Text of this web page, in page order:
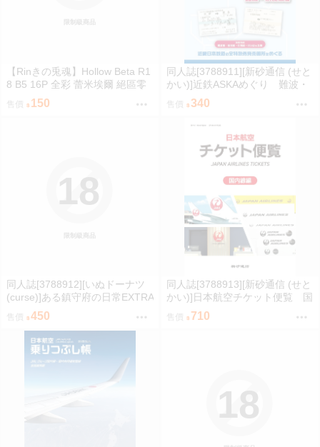
限制級商品
【Rinきの兎魂】Hollow Beta R1
8 B5 16P 全彩 蕾米埃爾 絕區零
ZZZ【FF47場前預購】{宅即門}
150
同人誌[3788911][新砂通信 (せと
かい)]近鉄ASKAめぐり 難波・
奈良線編 (鐵道)
340
限制級商品
18
同人誌[3788912][いぬドーナツ
(curse)]ある鎮守府の日常EXTRA
(艦隊收藏)
售價 450
同人誌[3788913][新砂通信 (せと
かい)]日本航空チケット便覧 国
内線編 (其他)
售價 710
18